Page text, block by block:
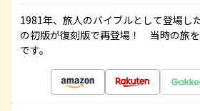
1981年、旅人のバイブルとして登場し
の初版が復刻版で再登場！ 当時の旅
です。